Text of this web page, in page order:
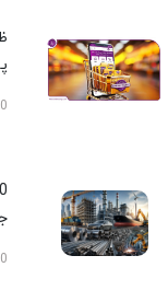
پا...
30 تیر 1405
30 تیر 1405